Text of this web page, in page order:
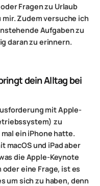
Fragen zu Urlaub
Zudem versuche ich
Aufgaben zu
daran zu erinnern.
dein Alltag bei
mit Apple-
zu
ein iPhone hatte.
macOS und iPad aber
die Apple-Keynote
oder eine Frage, ist es
um sich zu haben, denn